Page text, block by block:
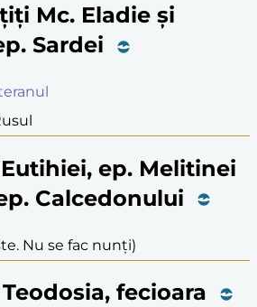
Mc. Eladie și
Sardei
Eutihiei, ep. Melitinei
Calcedonului
Nu se fac nunți)
fecioara